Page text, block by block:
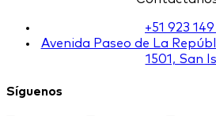
+51 923
Avenida Paseo de La
1501, San
Síguenos